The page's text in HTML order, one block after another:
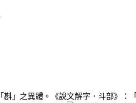
斟」之異體。《說文解字．斗部》：「